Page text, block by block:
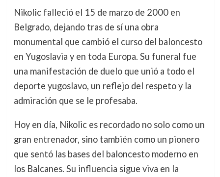
Nikolic falleció el 15 de marzo de 2000 en
Belgrado, dejando tras de sí una obra
monumental que cambió el curso del baloncesto
en Yugoslavia y en toda Europa. Su funeral fue
una manifestación de duelo que unió a todo el
deporte yugoslavo, un reflejo del respeto y la
admiración que se le profesaba.
Hoy en día, Nikolic es recordado no solo como un
gran entrenador, sino también como un pionero
que sentó las bases del baloncesto moderno en
los Balcanes. Su influencia sigue viva en la